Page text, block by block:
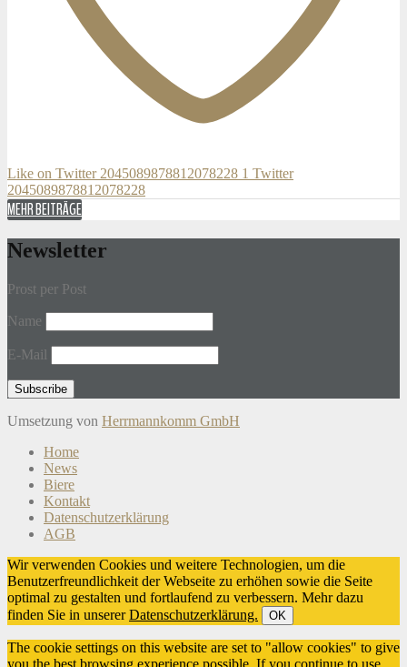
Like on Twitter 2045089878812078228 1 Twitter
2045089878812078228
MEHR BEITRÄGE
Newsletter
Prost per Post
Name
E-Mail
Umsetzung von Herrmannkomm GmbH
Home
News
Biere
Kontakt
Datenschutzerklärung
AGB
Wir verwenden Cookies und weitere Technologien, um die
Benutzerfreundlichkeit der Webseite zu erhöhen sowie die Seite
optimal zu gestalten und fortlaufend zu verbessern. Mehr dazu
finden Sie in unsererDatenschutzerklärung. OK
The cookie settings on this website are set to "allow cookies" to give